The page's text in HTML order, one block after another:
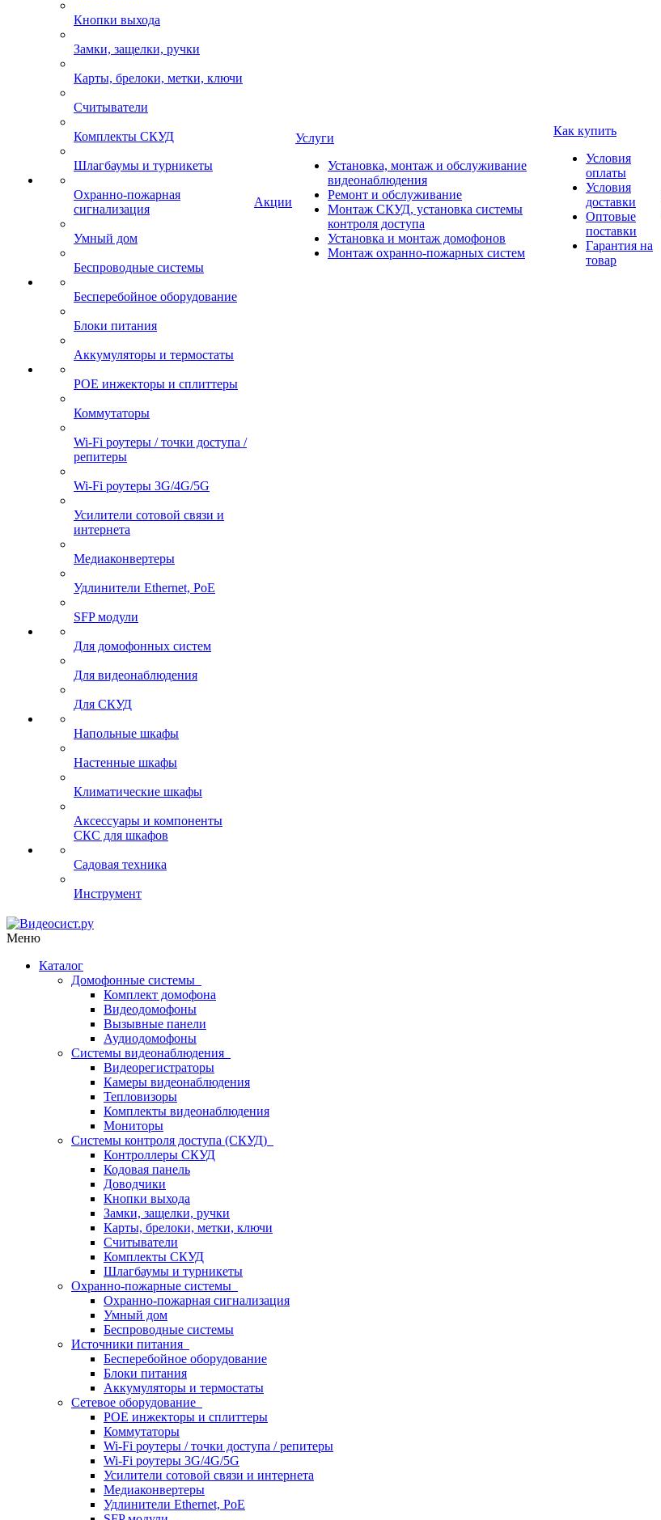
Кнопки выхода
Замки, защелки, ручки
Карты, брелоки, метки, ключи
Считыватели
Комплекты СКУД
Шлагбаумы и турникеты
Охранно-пожарная
сигнализация
Умный дом
Беспроводные системы
Бесперебойное оборудование
Блоки питания
Аккумуляторы и термостаты
POE инжекторы и сплиттеры
Коммутаторы
Wi-Fi роутеры / точки доступа /
репитеры
Wi-Fi роутеры 3G/4G/5G
Усилители сотовой связи и
интернета
Медиаконвертеры
Удлинители Ethernet, PoE
SFP модули
Для домофонных систем
Для видеонаблюдения
Для СКУД
Напольные шкафы
Настенные шкафы
Климатические шкафы
Аксессуары и компоненты
СКС для шкафов
Садовая техника
Инструмент
Акции
Услуги
Установка, монтаж и обслуживание
видеонаблюдения
Ремонт и обслуживание
Монтаж СКУД, установка системы
контроля доступа
Установка и монтаж домофонов
Монтаж охранно-пожарных систем
Как купить
Условия
оплаты
Условия
доставки
Оптовые
поставки
Гарантия на
товар
Меню
Каталог
Домофонные системы
Комплект домофона
Видеодомофоны
Вызывные панели
Аудиодомофоны
Системы видеонаблюдения
Видеорегистраторы
Камеры видеонаблюдения
Тепловизоры
Комплекты видеонаблюдения
Мониторы
Системы контроля доступа (СКУД)
Контроллеры СКУД
Кодовая панель
Доводчики
Кнопки выхода
Замки, защелки, ручки
Карты, брелоки, метки, ключи
Считыватели
Комплекты СКУД
Шлагбаумы и турникеты
Охранно-пожарные системы
Охранно-пожарная сигнализация
Умный дом
Беспроводные системы
Источники питания
Бесперебойное оборудование
Блоки питания
Аккумуляторы и термостаты
Сетевое оборудование
POE инжекторы и сплиттеры
Коммутаторы
Wi-Fi роутеры / точки доступа / репитеры
Wi-Fi роутеры 3G/4G/5G
Усилители сотовой связи и интернета
Медиаконвертеры
Удлинители Ethernet, PoE